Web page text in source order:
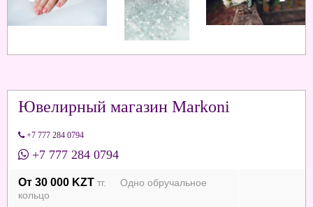
Ювелирный магазин Markoni
+7 777 284 0794
+7 777 284 0794
От 30 000 KZT тг. Одно обручальное
кольцо